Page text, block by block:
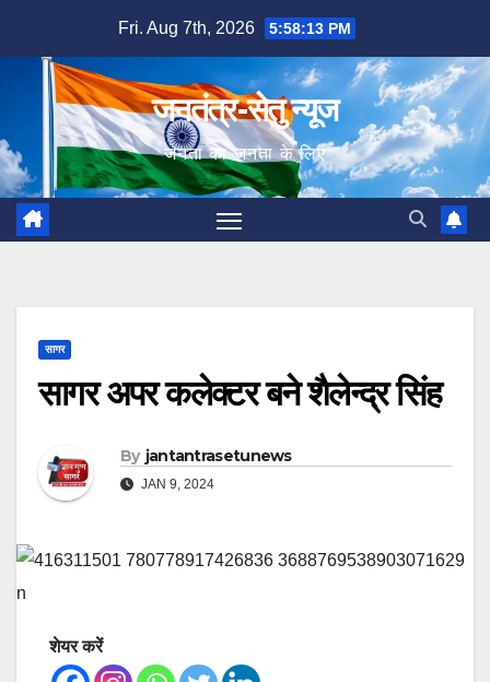
content
Fri. Aug 7th, 2026 5:58:14 PM
जनतंत्र-सेतु न्यूज
जनता का जनता के लिए
सागर
सागर अपर कलेक्टर बने शैलेन्द्र सिंह
By jantantrasetunews
JAN 9, 2024
शेयर करें